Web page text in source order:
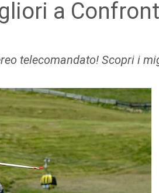
a
telecomandato! Scopri i